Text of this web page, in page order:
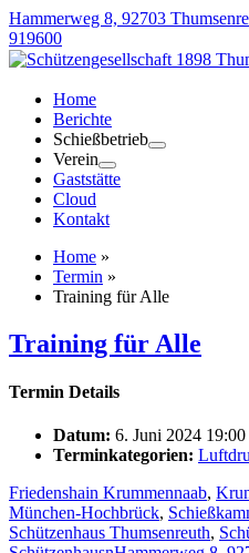
Hammerweg 8, 92703
919600
Home
Berichte
Schießbetrieb
Verein
Gaststätte
Cloud
Kontakt
Home »
Termin »
Training für Alle
Training für Alle
Termin Details
Datum: 6. Juni 2024 19:00
Terminkategorien:
Friedenshain Krummennaab,
München-Hochbrück,
Schützenhaus Thumsenreuth,